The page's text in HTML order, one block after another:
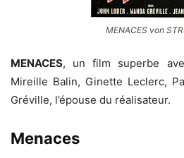
MENACES von
MENACES, un film superbe
Mireille Balin, Ginette Leclerc,
Gréville, l’épouse du réalisateur.
Menaces